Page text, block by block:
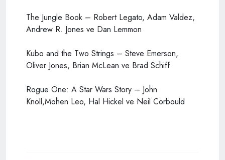
The Jungle Book – Robert Legato, Adam Valdez,
Andrew R. Jones ve Dan Lemmon
Kubo and the Two Strings – Steve Emerson,
Oliver Jones, Brian McLean ve Brad Schiff
Rogue One: A Star Wars Story – John
Knoll,Mohen Leo, Hal Hickel ve Neil Corbould